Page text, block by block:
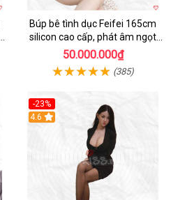
Búp bê tình dục Feifei 165cm
silicon cao cấp, phát âm ngọt
ngào, chân thực
50.000.000₫
(385)
-23%
4.6